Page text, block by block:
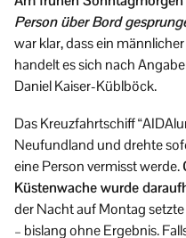
Person über Bord
war klar, dass ein
handelt es sich nach
Daniel Kaiser-Küblböck.
Das Kreuzfahrtschiff
Neufundland und drehte
eine Person vermisst werde.
Küstenwache wurde
der Nacht auf Montag
– bislang ohne Ergebnis.